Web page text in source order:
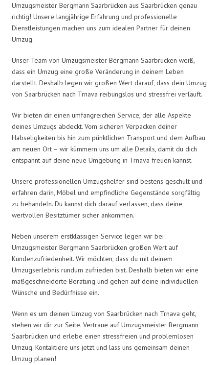
Umzugsmeister Bergmann Saarbrücken aus Saarbrücken genau
richtig! Unsere langjährige Erfahrung und professionelle
Dienstleistungen machen uns zum idealen Partner für deinen
Umzug.
Unser Team von Umzugsmeister Bergmann Saarbrücken weiß,
dass ein Umzug eine große Veränderung in deinem Leben
darstellt. Deshalb legen wir großen Wert darauf, dass dein Umzug
von Saarbrücken nach Trnava reibungslos und stressfrei verläuft.
Wir bieten dir einen umfangreichen Service, der alle Aspekte
deines Umzugs abdeckt. Vom sicheren Verpacken deiner
Habseligkeiten bis hin zum pünktlichen Transport und dem Aufbau
am neuen Ort – wir kümmern uns um alle Details, damit du dich
entspannt auf deine neue Umgebung in Trnava freuen kannst.
Unsere professionellen Umzugshelfer sind bestens geschult und
erfahren darin, Möbel und empfindliche Gegenstände sorgfältig
zu behandeln. Du kannst dich darauf verlassen, dass deine
wertvollen Besitztümer sicher ankommen.
Neben unserem erstklassigen Service legen wir bei
Umzugsmeister Bergmann Saarbrücken großen Wert auf
Kundenzufriedenheit. Wir möchten, dass du mit deinem
Umzugserlebnis rundum zufrieden bist. Deshalb bieten wir eine
maßgeschneiderte Beratung und gehen auf deine individuellen
Wünsche und Bedürfnisse ein.
Wenn es um deinen Umzug von Saarbrücken nach Trnava geht,
stehen wir dir zur Seite. Vertraue auf Umzugsmeister Bergmann
Saarbrücken und erlebe einen stressfreien und problemlosen
Umzug. Kontaktiere uns jetzt und lass uns gemeinsam deinen
Umzug planen!